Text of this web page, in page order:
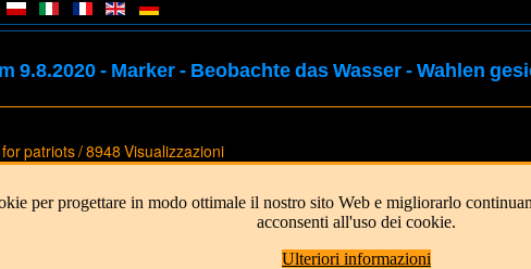
9.8.2020 - Marker - Beobachte das Wasser - Wahlen
patriots/8948 Visualizzazioni